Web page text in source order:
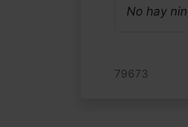
No hay
79673